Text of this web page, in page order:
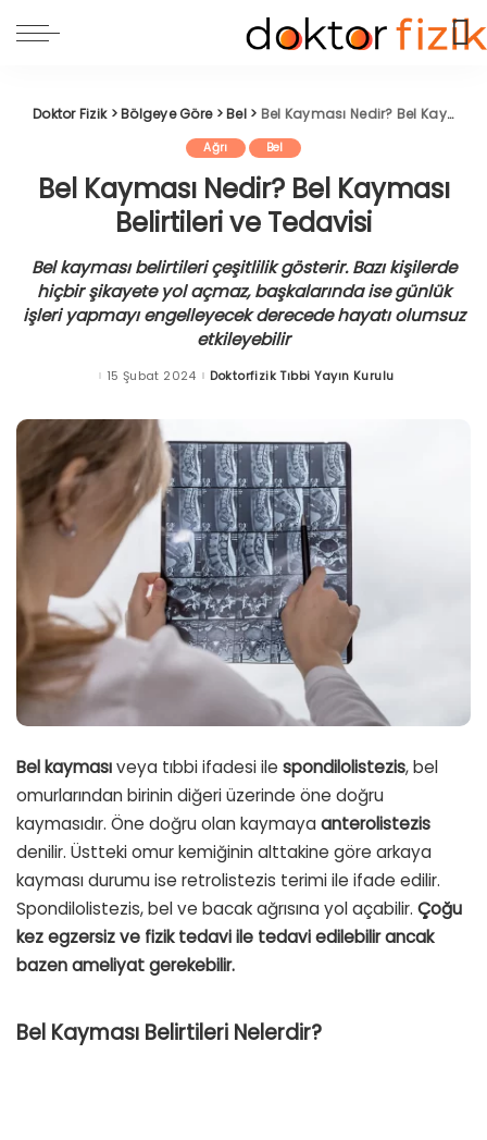
Doktor Fizik>Bölgeye Göre>Bel> Bel Kayması Nedir? Bel Kayması Belirtileri ve Tedavisi
Ağrı Bel
Bel Kayması Nedir? Bel Kayması
Belirtileri ve Tedavisi
Bel kayması belirtileri çeşitlilik gösterir. Bazı kişilerde
hiçbir şikayete yol açmaz, başkalarında ise günlük
işleri yapmayı engelleyecek derecede hayatı olumsuz
etkileyebilir
15 Şubat 2024Posted
Doktorfizik Tıbbi Yayın Kurulu
Bel kaymasıveya tıbbi ifadesi ile spondilolistezis, bel
omurlarından birinin diğeri üzerinde öne doğru
kaymasıdır. Öne doğru olan kaymaya anterolistezis
denilir. Üstteki omur kemiğinin alttakine göre arkaya
kayması durumu ise retrolistezis terimi ile ifade edilir.
Spondilolistezis, bel ve bacak ağrısına yol açabilir. Çoğu
kez egzersiz ve fizik tedavi ile tedavi edilebilir ancak
bazen ameliyat gerekebilir.
Bel Kayması Belirtileri Nelerdir?